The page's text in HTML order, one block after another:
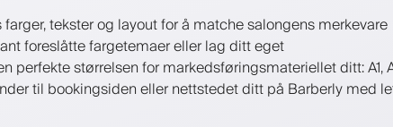
tekster og layout for å matche salongens merkevare
foreslåtte fargetemaer eller lag ditt eget
perfekte størrelsen for markedsføringsmateriellet ditt: A1,
til bookingsiden eller nettstedet ditt på Barberly med